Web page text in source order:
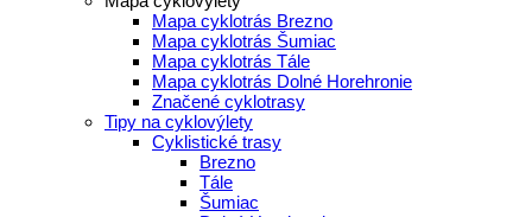
Mapa cyklotrás Brezno
Mapa cyklotrás Šumiac
Mapa cyklotrás Tále
Mapa cyklotrás Dolné Horehronie
Značené cyklotrasy
Tipy na cyklovýlety
Cyklistické trasy
Brezno
Tále
Šumiac